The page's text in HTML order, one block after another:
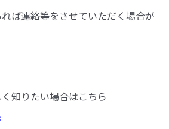
ば連絡等をさせていただく場合が
知りたい場合はこちら